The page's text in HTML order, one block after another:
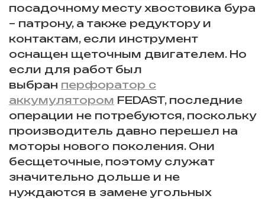
посадочному месту хвостовика бура
– патрону, а также редуктору и
контактам, если инструмент
оснащен щеточным двигателем. Но
если для работ был
выбран перфоратор с
аккумулятором FEDAST, последние
операции не потребуются, поскольку
производитель давно перешел на
моторы нового поколения. Они
бесщеточные, поэтому служат
значительно дольше и не
нуждаются в замене угольных